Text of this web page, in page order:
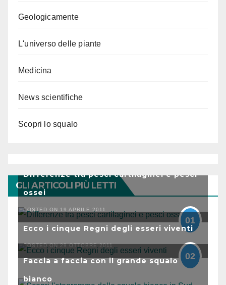
Geologicamente
L'universo delle piante
Medicina
News scientifiche
Scopri lo squalo
GLI ARTICOLI PIÙ LETTI
Differenze tra pesci cartilaginei e pesci
ossei
POSTED ON 19 APRILE 2011
01
Ecco i cinque Regni degli esseri viventi
POSTED ON 29 OTTOBRE 2011
02
Faccia a faccia con il grande squalo
bianco